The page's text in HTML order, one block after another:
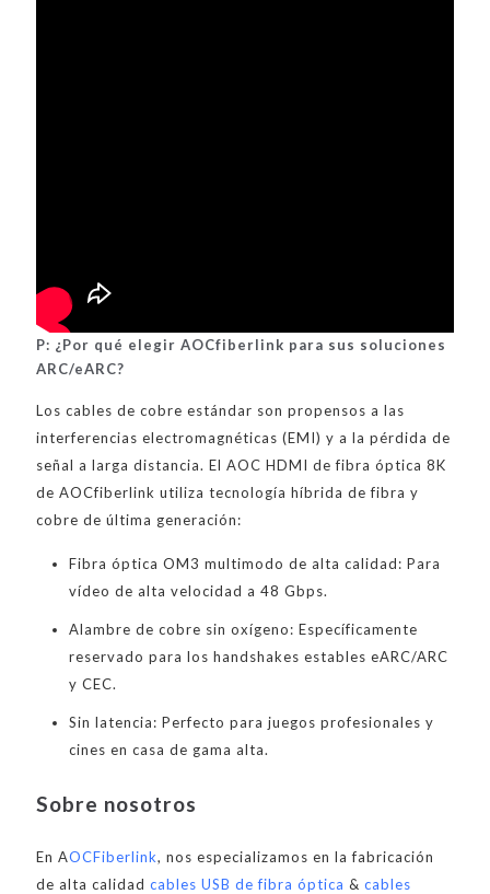
P: ¿Por qué elegir AOCfiberlink para sus soluciones
ARC/eARC?
Los cables de cobre estándar son propensos a las
interferencias electromagnéticas (EMI) y a la pérdida de
señal a larga distancia. El AOC HDMI de fibra óptica 8K
de AOCfiberlink utiliza tecnología híbrida de fibra y
cobre de última generación:
Fibra óptica OM3 multimodo de alta calidad: Para
vídeo de alta velocidad a 48 Gbps.
Alambre de cobre sin oxígeno: Específicamente
reservado para los handshakes estables eARC/ARC
y CEC.
Sin latencia: Perfecto para juegos profesionales y
cines en casa de gama alta.
Sobre nosotros
En AOCFiberlink, nos especializamos en la fabricación
de alta calidad cables USB de fibra óptica & cables